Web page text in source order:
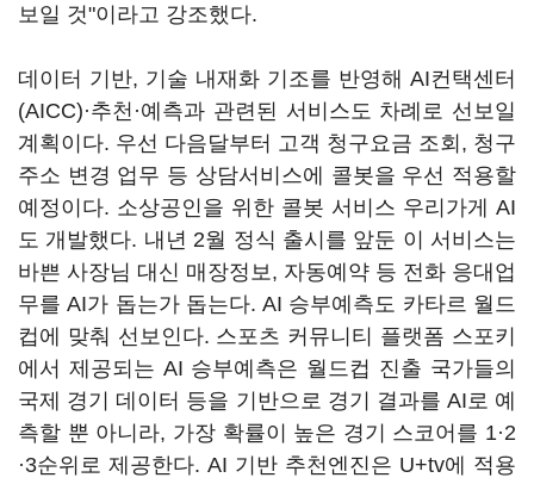
보일 것"이라고 강조했다.
데이터 기반, 기술 내재화 기조를 반영해 AI컨택센터
(AICC)·추천·예측과 관련된 서비스도 차례로 선보일
계획이다. 우선 다음달부터 고객 청구요금 조회, 청구
주소 변경 업무 등 상담서비스에 콜봇을 우선 적용할
예정이다. 소상공인을 위한 콜봇 서비스 우리가게 AI
도 개발했다. 내년 2월 정식 출시를 앞둔 이 서비스는
바쁜 사장님 대신 매장정보, 자동예약 등 전화 응대업
무를 AI가 돕는가 돕는다. AI 승부예측도 카타르 월드
컵에 맞춰 선보인다. 스포츠 커뮤니티 플랫폼 스포키
에서 제공되는 AI 승부예측은 월드컵 진출 국가들의
국제 경기 데이터 등을 기반으로 경기 결과를 AI로 예
측할 뿐 아니라, 가장 확률이 높은 경기 스코어를 1·2
·3순위로 제공한다. AI 기반 추천엔진은 U+tv에 적용